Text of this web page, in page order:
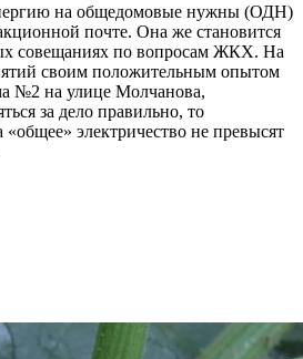
на общедомовые нужны (ОДН)
почте. Она же становится
совещаниях по вопросам ЖКХ. На
своим положительным опытом
№2 на улице Молчанова,
за дело правильно, то
электричество не превысят